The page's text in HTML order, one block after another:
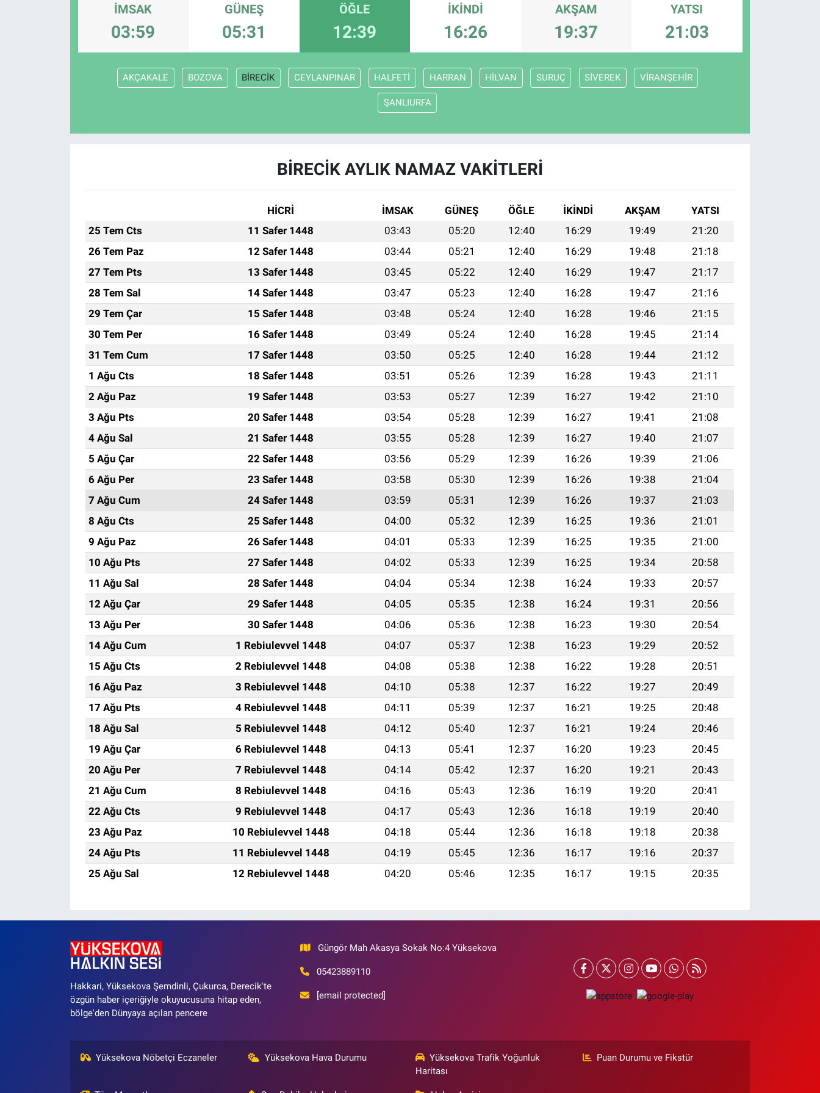
İMSAK
03:59
GÜNEŞ
05:31
ÖĞLE
12:39
İKINDI
16:26
AKŞAM
19:37
YATSI
21:03
AKÇAKALE BOZOVA BİRECİK CEYLANPINAR HALFETİ HARRAN HİLVAN SURUÇ SİVEREK VİRANŞEHİR
ŞANLIURFA
BİRECİK AYLIK NAMAZ VAKITLERI
HİCRİ İMSAK GÜNEŞ ÖĞLE İKINDI AKŞAM
YATSI
25 Tem Cts
11 Safer 1448 03:43 05:20 12:40 16:29 19:49
21:20
26 Tem Paz
12 Safer 1448 03:44 05:21 12:40 16:29 19:48
21:18
27 Tem Pts
13 Safer 1448 03:45 05:22 12:40 16:29 19:47
21:17
28 Tem Sal
14 Safer 1448 03:47 05:23 12:40 16:28 19:47
21:16
29 Tem Çar
15 Safer 1448 03:48 05:24 12:40 16:28 19:46
21:15
30 Tem Per
16 Safer 1448 03:49 05:24 12:40 16:28 19:45
21:14
31 Tem Cum
17 Safer 1448 03:50 05:25 12:40 16:28 19:44
21:12
1 Ağu Cts
18 Safer 1448 03:51 05:26 12:39 16:28 19:43
21:11
2 Ağu Paz
19 Safer 1448 03:53 05:27 12:39 16:27 19:42
21:10
3 Ağu Pts
20 Safer 1448 03:54 05:28 12:39 16:27 19:41
21:08
4 Ağu Sal
21 Safer 1448 03:55 05:28 12:39 16:27 19:40
21:07
5 Ağu Çar
22 Safer 1448 03:56 05:29 12:39 16:26 19:39
21:06
6 Ağu Per
23 Safer 1448 03:58 05:30 12:39 16:26 19:38
21:04
7 Ağu Cum
24 Safer 1448 03:59 05:31 12:39 16:26 19:37
21:03
8 Ağu Cts
25 Safer 1448 04:00 05:32 12:39 16:25 19:36
21:01
9 Ağu Paz
26 Safer 1448 04:01 05:33 12:39 16:25 19:35
21:00
10 Ağu Pts
27 Safer 1448 04:02 05:33 12:39 16:25 19:34
20:58
11 Ağu Sal
28 Safer 1448 04:04 05:34 12:38 16:24 19:33
20:57
12 Ağu Çar
29 Safer 1448 04:05 05:35 12:38 16:24 19:31
20:56
13 Ağu Per
30 Safer 1448 04:06 05:36 12:38 16:23 19:30
20:54
14 Ağu Cum
1 Rebiulevvel 1448 04:07 05:37 12:38 16:23 19:29
20:52
15 Ağu Cts
2 Rebiulevvel 1448 04:08 05:38 12:38 16:22 19:28
20:51
16 Ağu Paz
3 Rebiulevvel 1448 04:10 05:38 12:37 16:22 19:27
20:49
17 Ağu Pts
4 Rebiulevvel 1448 04:11 05:39 12:37 16:21 19:25
20:48
18 Ağu Sal
5 Rebiulevvel 1448 04:12 05:40 12:37 16:21 19:24
20:46
19 Ağu Çar
6 Rebiulevvel 1448 04:13 05:41 12:37 16:20 19:23
20:45
20 Ağu Per
7 Rebiulevvel 1448 04:14 05:42 12:37 16:20 19:21
20:43
21 Ağu Cum
8 Rebiulevvel 1448 04:16 05:43 12:36 16:19 19:20
20:41
22 Ağu Cts
9 Rebiulevvel 1448 04:17 05:43 12:36 16:18 19:19
20:40
23 Ağu Paz
10 Rebiulevvel 1448 04:18 05:44 12:36 16:18 19:18
20:38
24 Ağu Pts
11 Rebiulevvel 1448 04:19 05:45 12:36 16:17 19:16
20:37
25 Ağu Sal
12 Rebiulevvel 1448 04:20 05:46 12:35 16:17 19:15 20:35
Hakkari, Yüksekova Şemdinli, Çukurca, Derecik'te
özgün haber içeriğiyle okuyucusuna hitap eden,
bölge'den Dünyaya açılan pencere
Güngör Mah Akasya Sokak No:4 Yüksekova
05423889110
[email protected]
Yüksekova Nöbetçi Eczaneler Yüksekova Hava Durumu
Yüksekova Trafik Yoğunluk
Haritası
Puan Durumu ve Fikstür